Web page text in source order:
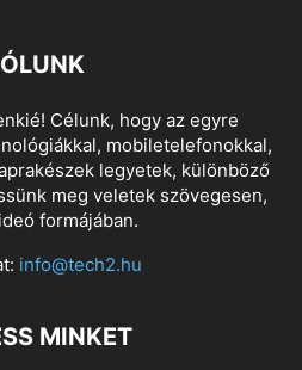
Célunk, hogy az egyre
mobiletelefonokkal,
legyetek, különböző
meg veletek szövegesen,
formájában.
info@tech2.hu
MINKET